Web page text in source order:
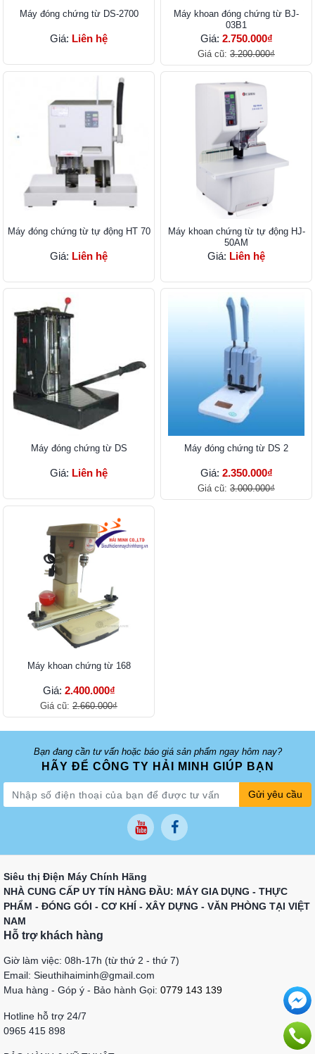
Máy đóng chứng từ DS-2700
Giá: Liên hệ
Máy khoan đóng chứng từ BJ-
03B1
Giá: 2.750.000₫
Giá cũ: 3.200.000₫
Máy đóng chứng từ tự động HT 70
Giá: Liên hệ
Máy khoan chứng từ tự động HJ-
50AM
Giá: Liên hệ
Máy đóng chứng từ DS
Giá: Liên hệ
Máy đóng chứng từ DS 2
Giá: 2.350.000₫
Giá cũ: 3.000.000₫
Máy khoan chứng từ 168
Giá: 2.400.000₫
Giá cũ: 2.660.000₫
Bạn đang cần tư vấn hoặc báo giá sản phẩm ngay hôm nay?
HÃY ĐỂ CÔNG TY HẢI MINH GIÚP BẠN
Gửi yêu cầu
Siêu thị Điện Máy Chính Hãng
NHÀ CUNG CẤP UY TÍN HÀNG ĐẦU: MÁY GIA DỤNG - THỰC
PHẨM - ĐÓNG GÓI - CƠ KHÍ - XÂY DỰNG - VĂN PHÒNG TẠI VIỆT
NAM
Hỗ trợ khách hàng
Giờ làm việc: 08h-17h (từ thứ 2 - thứ 7)
Email: Sieuthihaiminh@gmail.com
Mua hàng - Góp ý - Bảo hành Gọi: 0779 143 139
Hotline hỗ trợ 24/7
0965 415 898